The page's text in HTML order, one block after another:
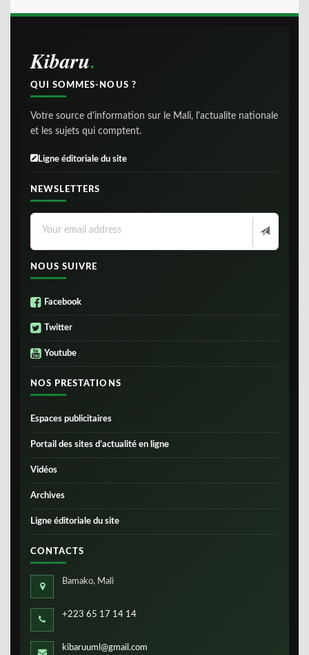
Kibaru
QUI SOMMES-NOUS ?
Votre source d'information sur le Mali, l'actualite nationale
et les sujets qui comptent.
Ligne éditoriale du site
NEWSLETTERS
NOUS SUIVRE
Facebook
Twitter
Youtube
NOS PRESTATIONS
Espaces publicitaires
Portail des sites d’actualité en ligne
Vidéos
Archives
Ligne éditoriale du site
CONTACTS
Bamako, Mali
+223 65 17 14 14
kibaruuml@gmail.com